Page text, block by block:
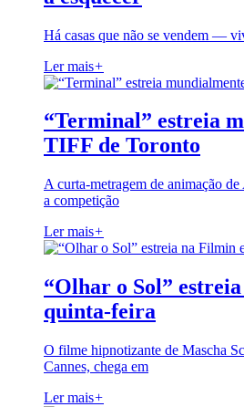
Há casas que não se vendem —
Ler mais+
“Terminal” estreia
TIFF de Toronto
A curta-metragem de animação
a competição
Ler mais+
“Olhar o Sol”
quinta-feira
O filme hipnotizante de Mascha
Cannes, chega em
Ler mais+